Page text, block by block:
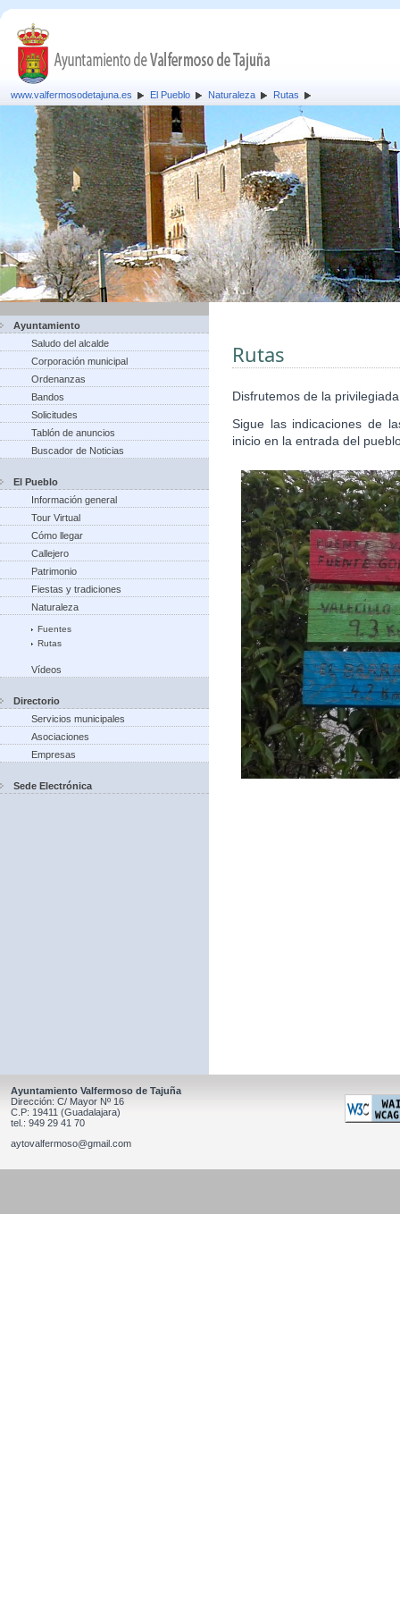
www.valfermosodetajuna.es El Pueblo Naturaleza Rutas
Ayuntamiento
Saludo del alcalde
Corporación municipal
Ordenanzas
Bandos
Solicitudes
Tablón de anuncios
Buscador de Noticias
El Pueblo
Información general
Tour Virtual
Cómo llegar
Callejero
Patrimonio
Fiestas y tradiciones
Naturaleza
Fuentes
Rutas
Vídeos
Directorio
Servicios municipales
Asociaciones
Empresas
Sede Electrónica
Rutas
Disfrutemos de la
Sigue las indicaciones de
inicio en la entrada del
Ayuntamiento Valfermoso de Tajuña
Dirección: C/ Mayor Nº 16
C.P: 19411 (Guadalajara)
tel.: 949 29 41 70
aytovalfermoso@gmail.com